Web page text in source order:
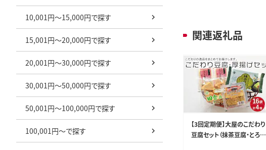
10,001円～15,000円で探す
15,001円～20,000円で探す
20,001円～30,000円で探す
30,001円～50,000円で探す
50,001円～100,000円で探す
100,001円～で探す
関連返礼品
【3回定期便】大屋のこだわり
豆腐セット（抹茶豆腐・とろけ